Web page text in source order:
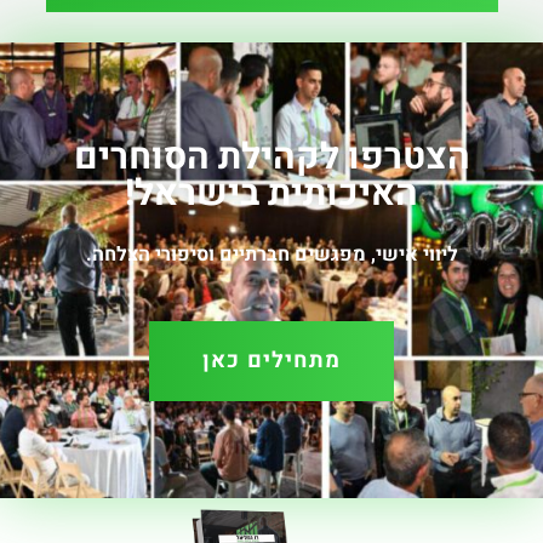
הצטרפו לקהילת הסוחרים
האיכותית בישראל!
ליווי אישי, מפגשים חברתיים וסיפורי הצלחה.
מתחילים כאן